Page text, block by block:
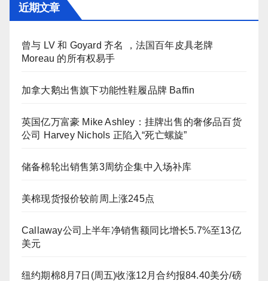
近期文章
曾与 LV 和 Goyard 齐名 ，法国百年皮具老牌
Moreau 的所有权易手
加拿大鹅出售旗下功能性鞋履品牌 Baffin
英国亿万富豪 Mike Ashley：挂牌出售的奢侈品百货
公司 Harvey Nichols 正陷入“死亡螺旋”
储备棉轮出销售第3周纺企集中入场补库
美棉现货报价较前周上涨245点
Callaway公司上半年净销售额同比增长5.7%至13亿
美元
纽约期棉8月7日(周五)收涨12月合约报84.40美分/磅